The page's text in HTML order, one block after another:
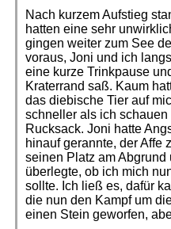
Nach kurzem Aufstieg
hatten eine sehr
gingen weiter zum See
voraus, Joni und ich
eine kurze Trinkpause
Kraterrand saß. Kaum
das diebische Tier auf
schneller als ich
Rucksack. Joni hatte
hinauf gerannte, der Affe
seinen Platz am
überlegte, ob ich mich
sollte. Ich ließ es, dafür
die nun den Kampf um
einen Stein geworfen,